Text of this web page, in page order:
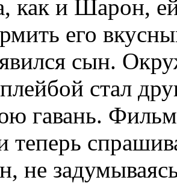
как и Шарон,
его
сын.
стал
гавань.
теперь
не